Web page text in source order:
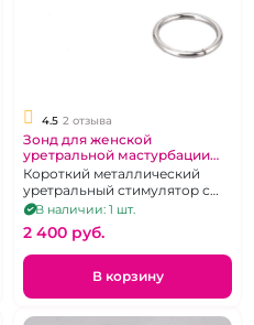
4.5 2 отзыва
Зонд для женской
уретральной мастурбации
"Notabu" металлический
короткий с кольцом
Короткий металлический
уретральный стимулятор с
кольцом
В наличии: 1 шт.
2 400 pуб.
В корзину